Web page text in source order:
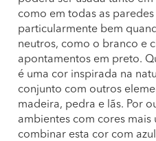
como em todas as
particularmente bem
neutros, como o branco e
apontamentos em preto.
é uma cor inspirada na
conjunto com outros
madeira, pedra e lãs. Por
ambientes com cores mais
combinar esta cor com